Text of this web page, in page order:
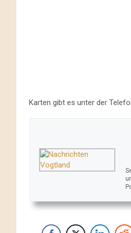
Karten gibt es unter der